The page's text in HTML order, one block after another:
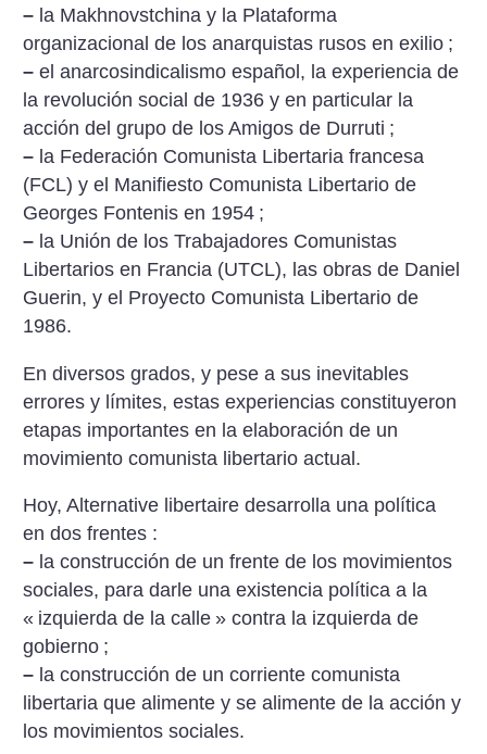
– la Makhnovstchina y la Plataforma
organizacional de los anarquistas rusos en exilio ;
– el anarcosindicalismo español, la experiencia de
la revolución social de 1936 y en particular la
acción del grupo de los Amigos de Durruti ;
– la Federación Comunista Libertaria francesa
(FCL) y el Manifiesto Comunista Libertario de
Georges Fontenis en 1954 ;
– la Unión de los Trabajadores Comunistas
Libertarios en Francia (UTCL), las obras de Daniel
Guerin, y el Proyecto Comunista Libertario de
1986.
En diversos grados, y pese a sus inevitables
errores y límites, estas experiencias constituyeron
etapas importantes en la elaboración de un
movimiento comunista libertario actual.
Hoy, Alternative libertaire desarrolla una política
en dos frentes :
– la construcción de un frente de los movimientos
sociales, para darle una existencia política a la
« izquierda de la calle » contra la izquierda de
gobierno ;
– la construcción de un corriente comunista
libertaria que alimente y se alimente de la acción y
los movimientos sociales.